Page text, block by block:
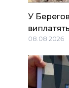
У
08.08.2026